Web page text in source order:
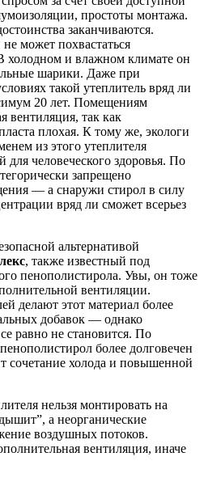
простоты монтажа.
заканчиваются.
может похвастаться
и влажном климате он
шарики. Даже при
такой утеплитель вряд ли
20 лет. Помещениям
вентиляция, так как
плохая. К тому же, экологи
из этого утеплителя
для человеческого здоровья. По
запрещено
— а снаружи стирол в силу
вряд ли сможет всерьез
альтернативой
, также известный под
пенополистирола. Увы, он тоже
вентиляции.
делают этот материал более
добавок — однако
равно не становится. По
более долговечен
сочетание холода и повышенной
нельзя монтировать на
а неорганические
воздушных потоков.
вентиляция, иначе